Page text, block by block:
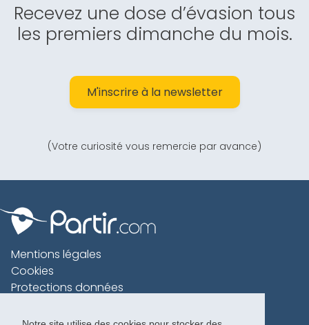
Recevez une dose d’évasion tous
les premiers dimanche du mois.
M'inscrire à la newsletter
(Votre curiosité vous remercie par avance)
Mentions légales
Cookies
Protections données
Charte voyageur